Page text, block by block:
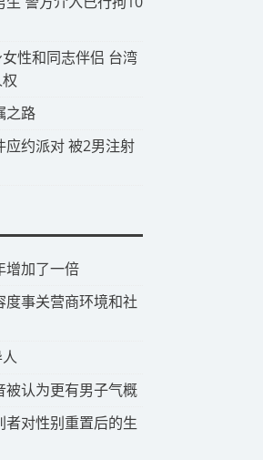
性和同志伴侣 台湾
之路
约派对 被2男注射
增加了一倍
事关营商环境和社
被认为更有男子气概
对性别重置后的生